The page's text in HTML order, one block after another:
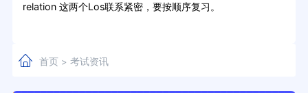
relation 这两个Los联系紧密，要按顺序复习。
首页> 考试资讯